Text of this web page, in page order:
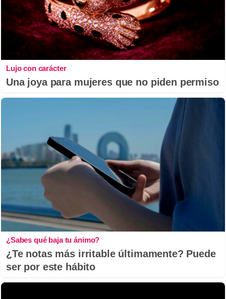
Lujo con carácter
Una joya para mujeres que no piden permiso
¿Sabes qué baja tu ánimo?
¿Te notas más irritable últimamente? Puede
ser por este hábito